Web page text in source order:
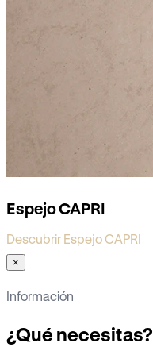
Espejo CAPRI
Descubrir Espejo CAPRI
×
Información
¿Qué necesitas?